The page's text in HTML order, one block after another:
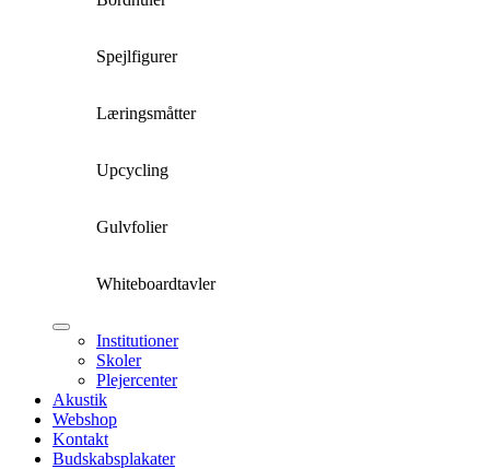
Spejlfigurer
Læringsmåtter
Upcycling
Gulvfolier
Whiteboardtavler
Institutioner
Skoler
Plejercenter
Akustik
Webshop
Kontakt
Budskabsplakater